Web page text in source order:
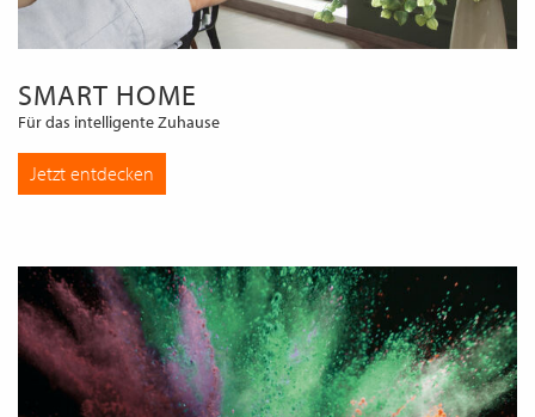
SMART HOME
Für das intelligente Zuhause
Jetzt entdecken